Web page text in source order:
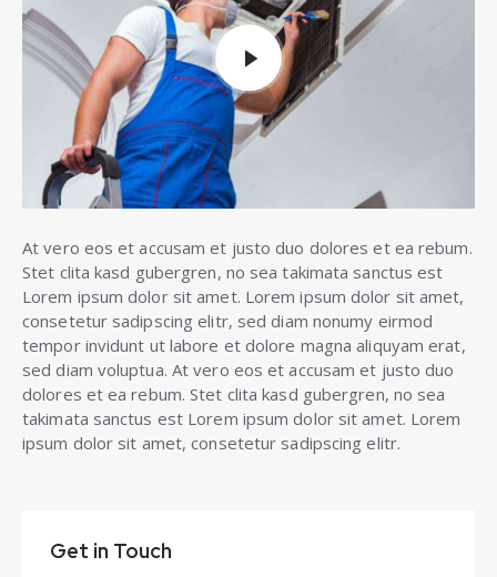
At vero eos et accusam et justo duo dolores et ea rebum.
Stet clita kasd gubergren, no sea takimata sanctus est
Lorem ipsum dolor sit amet. Lorem ipsum dolor sit amet,
consetetur sadipscing elitr, sed diam nonumy eirmod
tempor invidunt ut labore et dolore magna aliquyam erat,
sed diam voluptua. At vero eos et accusam et justo duo
dolores et ea rebum. Stet clita kasd gubergren, no sea
takimata sanctus est Lorem ipsum dolor sit amet. Lorem
ipsum dolor sit amet, consetetur sadipscing elitr.
Get in Touch